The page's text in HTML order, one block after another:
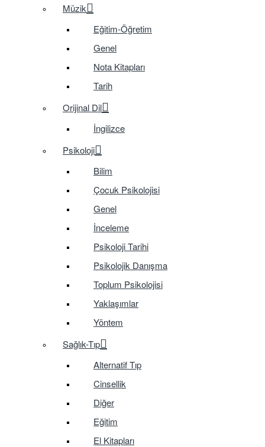
Müzik
Eğitim-Öğretim
Genel
Nota Kitapları
Tarih
Orijinal Dil
İngilizce
Psikoloji
Bilim
Çocuk Psikolojisi
Genel
İnceleme
Psikoloji Tarihi
Psikolojik Danışma
Toplum Psikolojisi
Yaklaşımlar
Yöntem
Sağlık-Tıp
Alternatif Tıp
Cinsellik
Diğer
Eğitim
El Kitapları